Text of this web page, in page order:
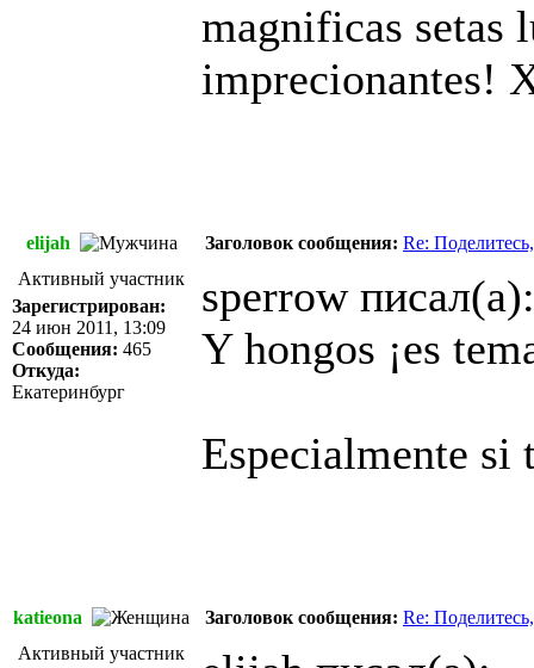
magnificas setas
imprecionantes!
elijah Заголовок сообщения: Re:
Активный участник
Зарегистрирован:
24 июн 2011, 13:09
Сообщения: 465
Откуда:
Екатеринбург
sperrow писал(а):
Y hongos ¡es
Especialmente si
katieona Заголовок сообщения: Re:
Активный участник